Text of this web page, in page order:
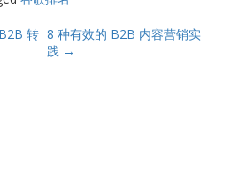
转 8 种有效的 B2B 内容营销实
践 →